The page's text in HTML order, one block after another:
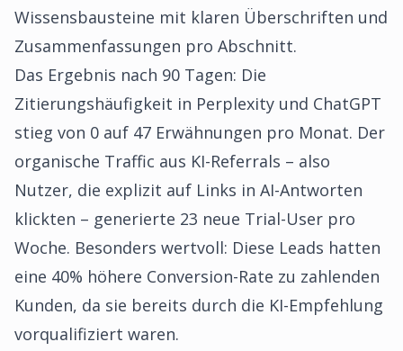
Wissensbausteine mit klaren Überschriften und
Zusammenfassungen pro Abschnitt.
Das Ergebnis nach 90 Tagen: Die
Zitierungshäufigkeit in Perplexity und ChatGPT
stieg von 0 auf 47 Erwähnungen pro Monat. Der
organische Traffic aus KI-Referrals – also
Nutzer, die explizit auf Links in AI-Antworten
klickten – generierte 23 neue Trial-User pro
Woche. Besonders wertvoll: Diese Leads hatten
eine 40% höhere Conversion-Rate zu zahlenden
Kunden, da sie bereits durch die KI-Empfehlung
vorqualifiziert waren.